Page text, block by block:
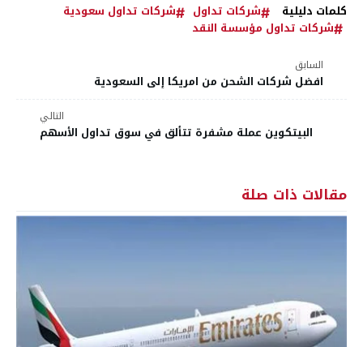
كلمات دليلية شركات تداول
شركات تداول سعودية
شركات تداول مؤسسة النقد
السابق
افضل شركات الشحن من امريكا إلى السعودية
التالي
البيتكوين عملة مشفرة تتألق في سوق تداول الأسهم
مقالات ذات صلة